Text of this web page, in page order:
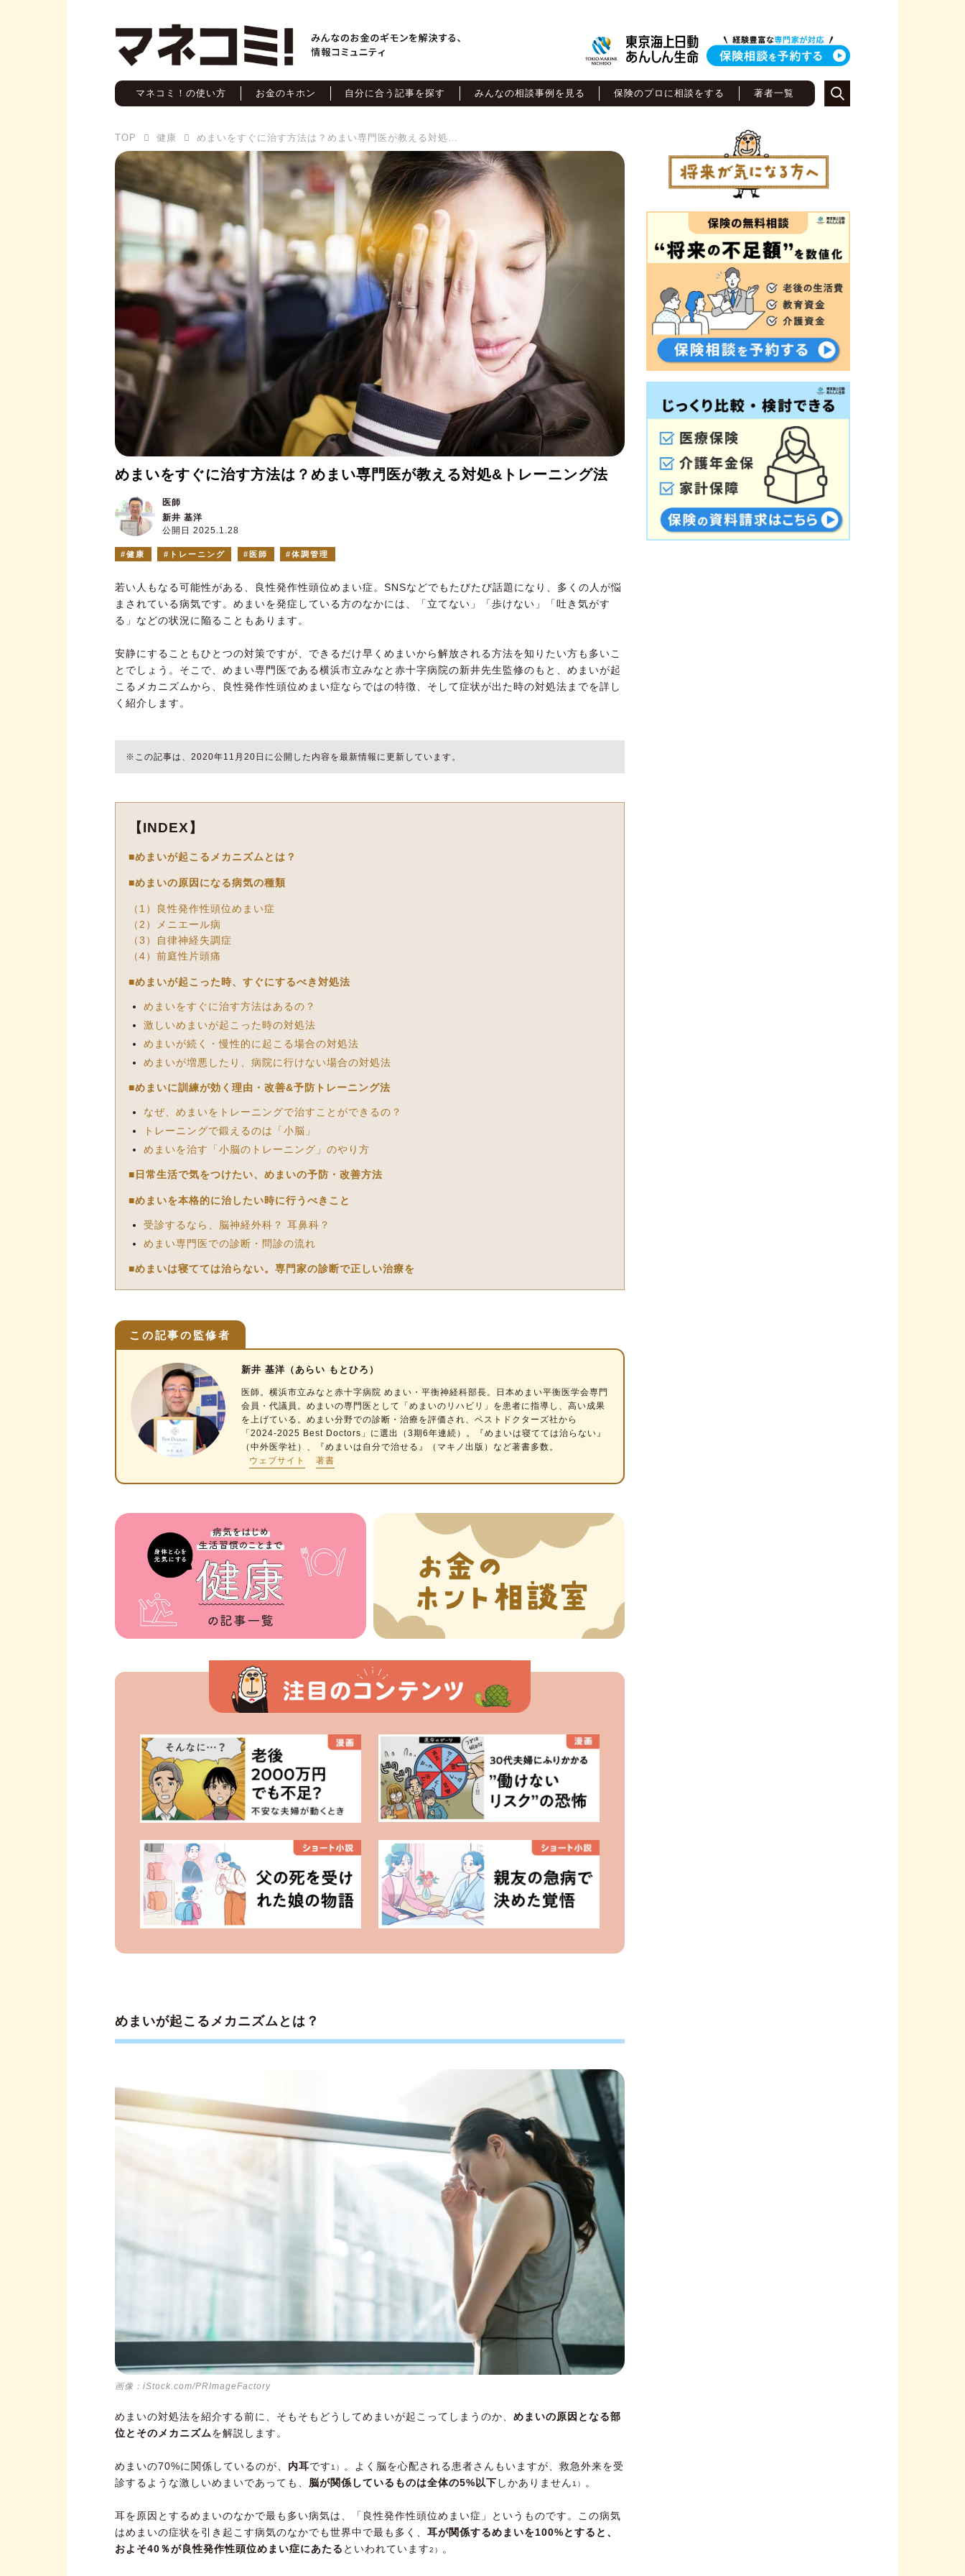
マネコミ！の使い方 お金のキホン 自分に合う記事を探す みんなの相談事例を見る 保険のプロに相談をする 著者一覧
TOP 健康 めまいをすぐに治す方法は？めまい専門医が教える対処&トレーニング法
めまいをすぐに治す方法は？めまい専門医が教える対処&トレーニング法
公開日 2025.1.28
医師
新井 基洋
健康 トレーニング 医師 体調管理
若い人もなる可能性がある、良性発作性頭位めまい症。SNSなどでもたびたび話題になり、多くの人が悩
まされている病気です。めまいを発症している方のなかには、「立てない」「歩けない」「吐き気がす
る」などの状況に陥ることもあります。
安静にすることもひとつの対策ですが、できるだけ早くめまいから解放される方法を知りたい方も多いこ
とでしょう。そこで、めまい専門医である横浜市立みなと赤十字病院の新井先生監修のもと、めまいが起
こるメカニズムから、良性発作性頭位めまい症ならではの特徴、そして症状が出た時の対処法までを詳し
く紹介します。
※この記事は、2020年11月20日に公開した内容を最新情報に更新しています。
【INDEX】
■めまいが起こるメカニズムとは？
■めまいの原因になる病気の種類
（1）良性発作性頭位めまい症
（2）メニエール病
（3）自律神経失調症
（4）前庭性片頭痛
■めまいが起こった時、すぐにするべき対処法
めまいをすぐに治す方法はあるの？
激しいめまいが起こった時の対処法
めまいが続く・慢性的に起こる場合の対処法
めまいが増悪したり、病院に行けない場合の対処法
■めまいに訓練が効く理由・改善&予防トレーニング法
なぜ、めまいをトレーニングで治すことができるの？
トレーニングで鍛えるのは「小脳」
めまいを治す「小脳のトレーニング」のやり方
■日常生活で気をつけたい、めまいの予防・改善方法
■めまいを本格的に治したい時に行うべきこと
受診するなら、脳神経外科？ 耳鼻科？
めまい専門医での診断・問診の流れ
■めまいは寝てては治らない。専門家の診断で正しい治療を
この記事の監修者
新井 基洋（あらい もとひろ）
医師 。横浜市立みなと赤十字病院 めまい・平衡神経科部長。日本めまい平衡医学会専門
会員・代議員。めまいの専門医として「めまいのリハビリ」を患者に指導し、高い成果
を上げている。めまい分野での診断・治療を評価され、ベストドクターズ社から
「2024-2025 Best Doctors」に選出（3期6年連続）。『めまいは寝てては治らない』
（中外医学社）、『めまいは自分で治せる』（マキノ出版）など著書多数。
ウェブサイト
著書
めまいが起こるメカニズムとは？
画像：iStock.com/PRImageFactory
めまいの対処法を紹介する前に、そもそもどうしてめまいが起こってしまうのか、 めまいの原因となる部
位とそのメカニズムを解説します。
めまいの70%に関係しているのが、 内耳です 1）
。よく脳を心配される患者さんもいますが、救急外来を受
診するような激しいめまいであっても、 脳が関係しているものは全体の5%以下 しかありません 1） 。
耳を原因とするめまいのなかで最も多い病気は、「良性発作性頭位めまい症」というものです。この病気
はめまいの症状を引き起こす病気のなかでも世界中で最も多く、 耳が関係するめまいを100%とすると、
およそ40％が良性発作性頭位めまい症にあたる といわれています2） 。